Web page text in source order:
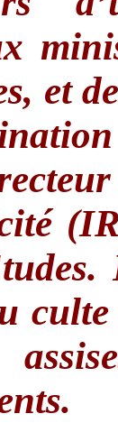
et